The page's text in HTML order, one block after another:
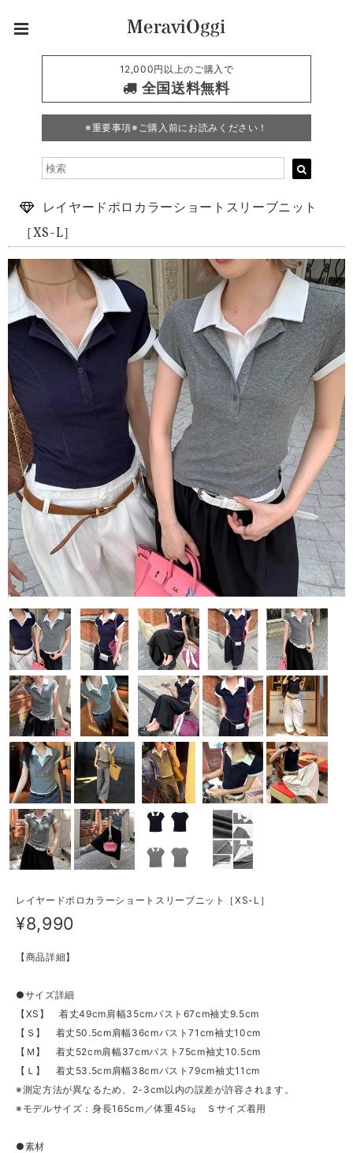
12,000円以上のご購入で
全国送料無料
※重要事項※ご購入前にお読みください！
レイヤードポロカラーショートスリーブニット
［XS-L］
レイヤードポロカラーショートスリーブニット［XS-L］
¥8,990
【商品詳細】
●サイズ詳細
【XS】 着丈49cm肩幅35cmバスト67cm袖丈9.5cm
【Ｓ】 着丈50.5cm肩幅36cmバスト71cm袖丈10cm
【Ｍ】 着丈52cm肩幅37cmバスト75cm袖丈10.5cm
【Ｌ】 着丈53.5cm肩幅38cmバスト79cm袖丈11cm
※測定方法が異なるため、2-3cm以内の誤差が許容されます。
※モデルサイズ：身長165cm／体重45㎏ Ｓサイズ着用
●素材